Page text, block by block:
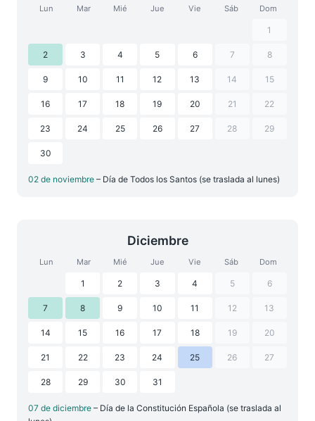
Lun Mar Mié Jue Vie Sáb Dom
1
2 3 4 5 6 7 8
9 10 11 12 13 14 15
16 17 18 19 20 21 22
23 24 25 26 27 28 29
30
02 de noviembre – Día de Todos los Santos (se traslada al lunes)
Diciembre
Lun Mar Mié Jue Vie Sáb Dom
1 2 3 4 5 6
7 8 9 10 11 12 13
14 15 16 17 18 19 20
21 22 23 24 25 26 27
28 29 30 31
07 de diciembre – Día de la Constitución Española (se traslada al